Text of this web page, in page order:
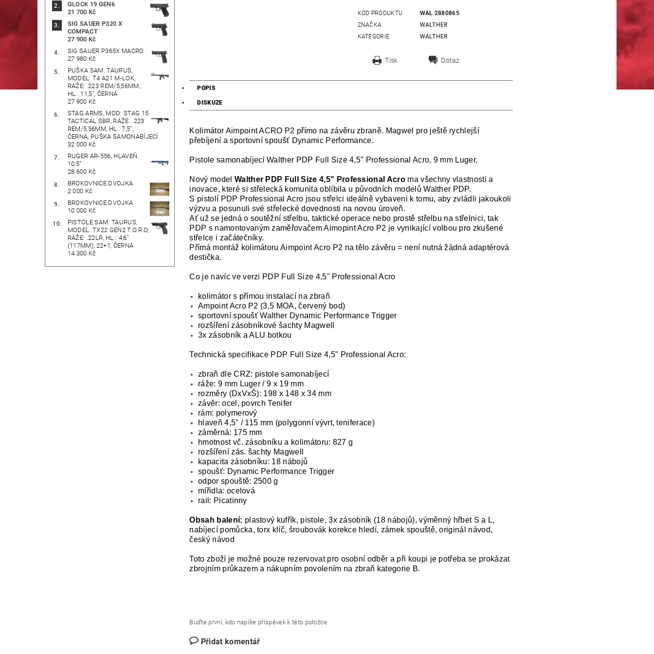
GLOCK 19 GEN6
21 700 Kč
SIG SAUER P320 X
COMPACT
27 900 Kč
SIG SAUER P365X MACRO
27 980 Kč
PUŠKA SAM. TAURUS,
MODEL: T4 A21 M-LOK,
RÁŽE: .223 REM/5,56MM,
HL.: 11,5", ČERNÁ
27 900 Kč
STAG ARMS, MOD: STAG 15
TACTICAL SBR, RÁŽE: .223
REM/5,56MM, HL.: 7,5",
ČERNÁ, PUŠKA SAMONABÍJECÍ
32 000 Kč
RUGER AR-556, HLAVEŇ
10,5"
28 600 Kč
BROKOVNICE DVOJKA
2 000 Kč
BROKOVNICE DVOJKA
10 000 Kč
PISTOLE SAM. TAURUS,
MODEL: TX22 GEN2 T.O.R.O,
RÁŽE: .22LR, HL.: 4,6"
(117MM), 22+1, ČERNÁ
14 300 Kč
KÓD PRODUKTU
WAL 2880865
ZNAČKA
WALTHER
KATEGORIE
WALTHER
Tisk Dotaz
POPIS
DISKUZE
Kolimátor Aimpoint ACRO P2 přímo na závěru zbraně. Magwel pro ještě rychlejší
přebíjení a sportovní spoušť Dynamic Performance.
Pistole samonabíjecí Walther PDP Full Size 4,5" Professional Acro, 9 mm Luger,
Nový model Walther PDP Full Size 4,5" Professional Acro ma všechny vlastnosti a
inovace, které si střelecká komunita oblíbila u původních modelů Walther PDP.
S pistolí PDP Professional Acro jsou střelci ideálně vybaveni k tomu, aby zvládli jakoukoli
výzvu a posunuli své střelecké dovednosti na novou úroveň.
Ať už se jedná o soutěžní střelbu, taktické operace nebo prostě střelbu na střelnici, tak
PDP s namontovaným zaměřovačem Aimopint Acro P2 je vynikající volbou pro zkušené
střelce i začátečníky.
Přímá montáž kolimátoru Aimpoint Acro P2 na tělo závěru = není nutná žádná adaptérová
destička.
Co je navíc ve verzi PDP Full Size 4,5" Professional Acro
kolimátor s přímou instalací na zbraň
Ampoint Acro P2 (3,5 MOA, červený bod)
sportovní spoušť Walther Dynamic Performance Trigger
rozšíření zásobníkové šachty Magwell
3x zásobník a ALU botkou
Technická specifikace PDP Full Size 4,5" Professional Acro:
zbraň dle CRZ: pistole samonabíjecí
ráže: 9 mm Luger / 9 x 19 mm
rozměry (DxVxŠ): 198 x 148 x 34 mm
závěr: ocel, povrch Tenifer
rám: polymerový
hlaveň 4,5" / 115 mm (polygonní vývrt, teniferace)
záměrná: 175 mm
hmotnost vč. zásobníku a kolimátoru: 827 g
rozšíření zás. šachty Magwell
kapacita zásobníku: 18 nábojů
spoušť: Dynamic Performance Trigger
odpor spouště: 2500 g
mířidla: ocelová
rail: Picatinny
Obsah balení: plastový kufřík, pistole, 3x zásobník (18 nábojů), výměnný hřbet S a L,
nabíjecí pomůcka, torx klíč, šroubovák korekce hledí, zámek spouště, originál návod,
český návod
Toto zboží je možné pouze rezervovat pro osobní odběr a při koupi je potřeba se prokázat
zbrojním průkazem a nákupním povolením na zbraň kategorie B.
Buďte první, kdo napíše příspěvek k této položce.
Přidat komentář